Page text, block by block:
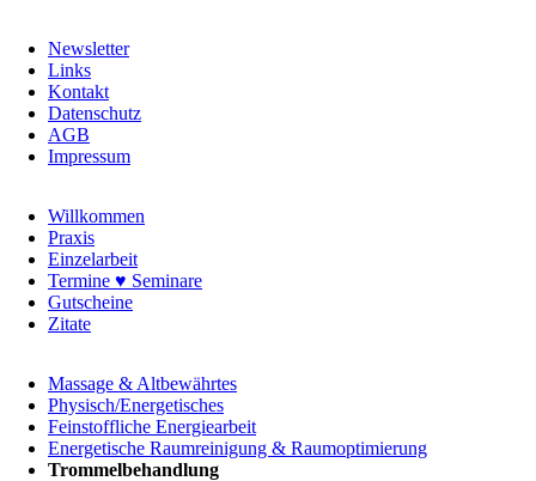
überspringen
Newsletter
Links
Kontakt
Datenschutz
AGB
Impressum
überspringenWillkommen
Praxis
Einzelarbeit
Termine ♥ Seminare
Gutscheine
Zitate
überspringenMassage & Altbewährtes
Physisch/Energetisches
Feinstoffliche Energiearbeit
Energetische Raumreinigung & Raumoptimierung
Trommelbehandlung